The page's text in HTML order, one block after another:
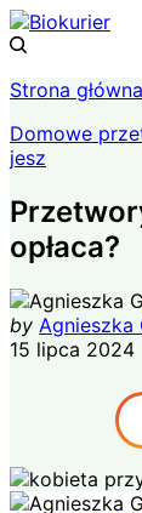
Strona główna
Domowe
jesz
opłaca?
by Agnieszka
15 lipca 2024